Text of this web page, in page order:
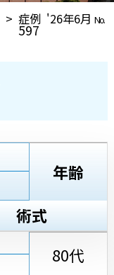
> 症例 '26年6月 No.
597
年齢
術式
80代